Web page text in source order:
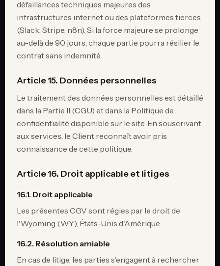
défaillances techniques majeures des
infrastructures internet ou des plateformes tierces
(Slack, Stripe, n8n). Si la force majeure se prolonge
au-delà de 90 jours, chaque partie pourra résilier le
contrat sans indemnité.
Article 15. Données personnelles
Le traitement des données personnelles est détaillé
dans la Partie II (CGU) et dans la Politique de
confidentialité disponible sur le site. En souscrivant
aux services, le Client reconnaît avoir pris
connaissance de cette politique.
Article 16. Droit applicable et litiges
16.1. Droit applicable
Les présentes CGV sont régies par le droit de
l'Wyoming (WY), États-Unis d'Amérique.
16.2. Résolution amiable
En cas de litige, les parties s'engagent à rechercher